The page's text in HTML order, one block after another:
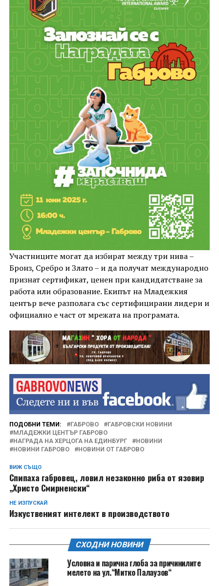
Участниците могат да избират между три нива –
Бронз, Сребро и Злато – и да получат международно
признат сертификат, ценен при кандидатстване за
работа или образование. Екипът на Младежкия
център вече разполага със сертифицирани лидери и
официално е част от мрежата на програмата.
ПОДОБНИ ТЕМИ: ГАБРОВО
ГАБРОВСКИ НОВИНИ
МЛАДЕЖКИ ЦЕНТЪР ГАБРОВО
НАГРАДА НА ХЕРЦОГА НА ЕДИНБУРГ
НОВИНИ
НОВИНИ ГАБРОВО
НОВИНИ ОТ ГАБРОВО
ВИЖ СЪЩО
Спипаха габровец, ловил незаконно риба от язовир
„Христо Смирненски“
НЕ ИЗПУСКАЙ
Изкуственият интелект в производството
СХОДНИ НОВИНИ
Условна и парична глоба за причинилите
мелето на ул.“Митко Палаузов“